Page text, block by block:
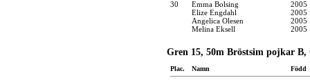
30
Emma Bolsing
2005
Elize Engdahl
2005
Angelica Olesen
2005
Melina Eksell
2005
Gren 15, 50m Bröstsim pojkar B,
Plac. Namn Född